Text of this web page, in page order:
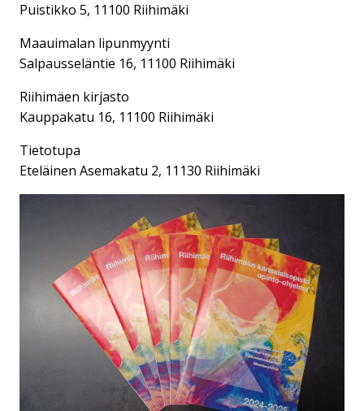
Puistikko 5, 11100 Riihimäki
Maauimalan lipunmyynti
Salpausseläntie 16, 11100 Riihimäki
Riihimäen kirjasto
Kauppakatu 16, 11100 Riihimäki
Tietotupa
Eteläinen Asemakatu 2, 11130 Riihimäki